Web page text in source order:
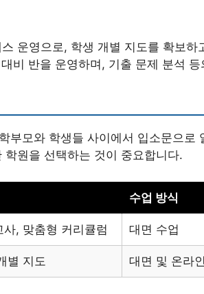
운영으로, 학생 개별 지도를 확보하
비 반을 운영하며, 기출 문제 분석
부모와 학생들 사이에서 입소문으로
원을 선택하는 것이 중요합니다.
수업 방식
사, 맞춤형 커리큘럼 대면 수업
별 지도 대면 및 온라